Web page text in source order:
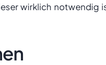
wirklich notwendig